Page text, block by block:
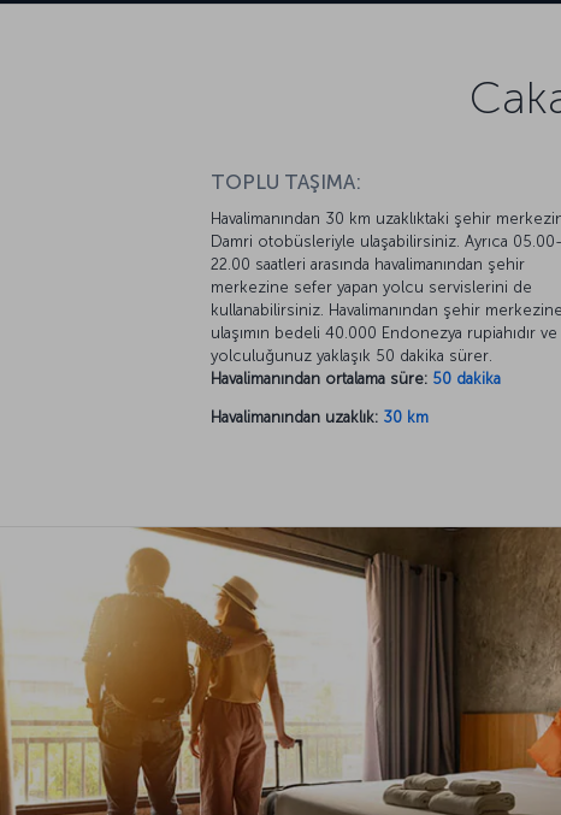
TOPLU TAŞIMA:
Havalimanından 30 km uzaklıktaki şehir
Damri otobüsleriyle ulaşabilirsiniz. Ayrıca 05.00-
22.00 saatleri arasında havalimanından şehir
merkezine sefer yapan yolcu servislerini de
kullanabilirsiniz. Havalimanından şehir merkezine
ulaşımın bedeli 40.000 Endonezya rupiahıdır ve
yolculuğunuz yaklaşık 50 dakika sürer.
Havalimanından ortalama süre: 50 dakika
Havalimanından uzaklık: 30 km